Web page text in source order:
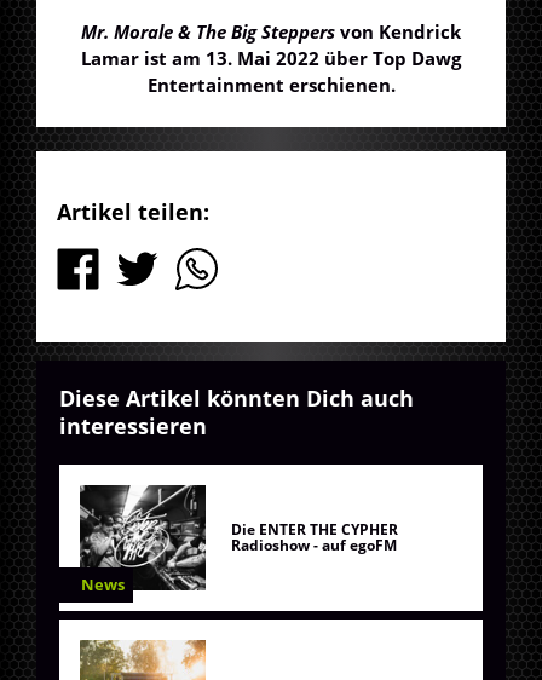
Mr. Morale & The Big Steppers von Kendrick
Lamar ist am 13. Mai 2022 über Top Dawg
Entertainment erschienen.
Artikel teilen:
Diese Artikel könnten Dich auch
interessieren
News
Die ENTER THE CYPHER
Radioshow - auf egoFM